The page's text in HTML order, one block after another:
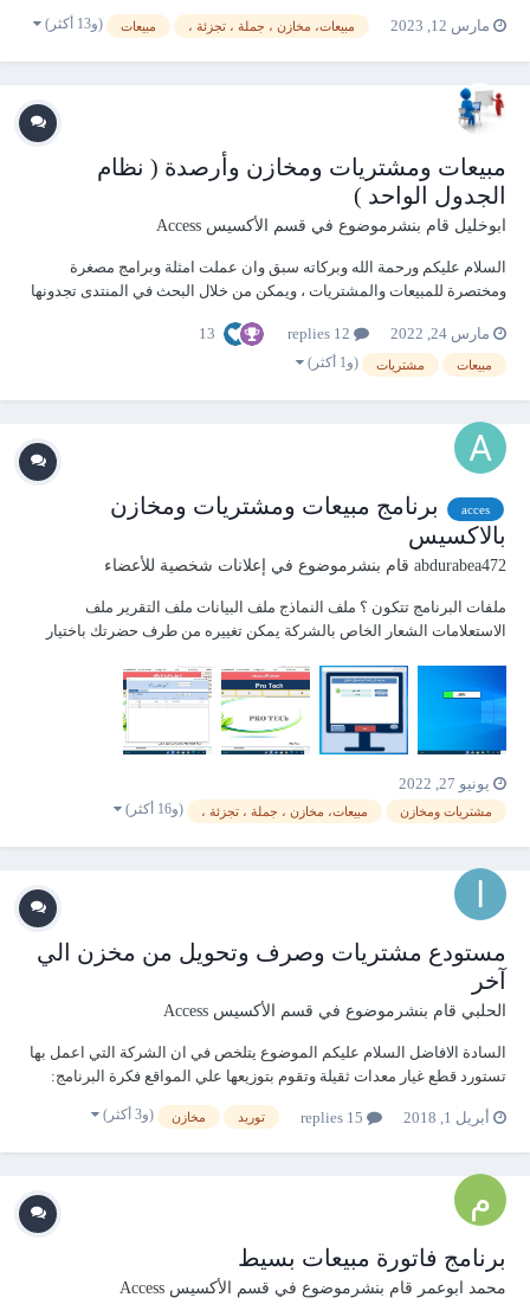
مارس 12, 2023 مبيعات، مخازن ، جملة ، تجزئة ، مبيعات (و13 أكثر)
مبيعات ومشتريات ومخازن وأرصدة ( نظام
الجدول الواحد )
ابوخليل قام بنشرموضوع في قسم الأكسيس Access
السلام عليكم ورحمة الله وبركاته سبق وان عملت امثلة وبرامج مصغرة
ومختصرة للمبيعات والمشتريات ، ويمكن من خلال البحث في المنتدى تجدونها
البيع والشراء والمخازن ومنهجي الدائم في جميع مشاريعي هو استخدام
الجدول الواحد في هذا العم...
مارس 24, 2022 13
مبيعات مشتريات (و1 أكثر)
acces
برنامج مبيعات ومشتريات ومخازن
بالاكسيس
abdurabea472 قام بنشرموضوع في إعلانات شخصية للأعضاء
‏ملفات البرنامج تتكون ؟ ملف النماذج ملف البيانات ملف التقرير ملف
الاستعلامات الشعار الخاص بالشركة يمكن تغييره من طرف حضرتك باختيار
لديك اكثر من شرك...
يونيو 27, 2022
مشتريات ومخازن مبيعات، مخازن ، جملة ، تجزئة ، (و16 أكثر)
مستودع مشتريات وصرف وتحويل من مخزن الي
آخر
الحلبي قام بنشرموضوع في قسم الأكسيس Access
السادة الافاضل السلام عليكم الموضوع يتلخص في ان الشركة التي اعمل بها
تستورد قطع غيار معدات ثقيلة وتقوم بتوزيعها علي المواقع فكرة البرنامج:
شاشة ببيانات التوريد (فاتورة التوريد) نقوم بعد ذل...
أبريل 1, 2018 توريد مخازن (و3 أكثر)
برنامج فاتورة مبيعات بسيط
محمد ابوعمر قام بنشرموضوع في قسم الأكسيس Access